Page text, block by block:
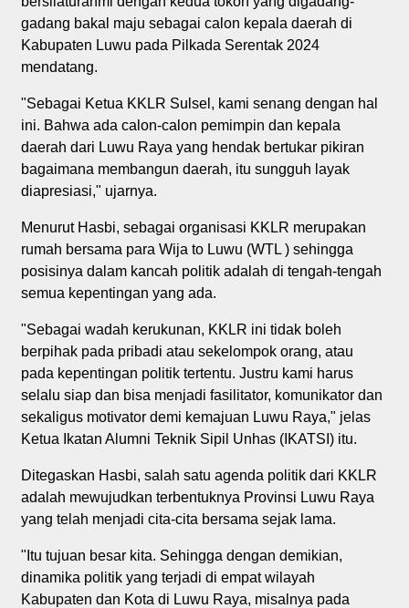
gadang bakal maju sebagai calon kepala daerah di
Kabupaten Luwu pada Pilkada Serentak 2024
mendatang.
"Sebagai Ketua KKLR Sulsel, kami senang dengan hal
ini. Bahwa ada calon-calon pemimpin dan kepala
daerah dari Luwu Raya yang hendak bertukar pikiran
bagaimana membangun daerah, itu sungguh layak
diapresiasi," ujarnya.
Menurut Hasbi, sebagai organisasi KKLR merupakan
rumah bersama para Wija to Luwu (WTL ) sehingga
posisinya dalam kancah politik adalah di tengah-tengah
semua kepentingan yang ada.
"Sebagai wadah kerukunan, KKLR ini tidak boleh
berpihak pada pribadi atau sekelompok orang, atau
pada kepentingan politik tertentu. Justru kami harus
selalu siap dan bisa menjadi fasilitator, komunikator dan
sekaligus motivator demi kemajuan Luwu Raya," jelas
Ketua Ikatan Alumni Teknik Sipil Unhas (IKATSI) itu.
Ditegaskan Hasbi, salah satu agenda politik dari KKLR
adalah mewujudkan terbentuknya Provinsi Luwu Raya
yang telah menjadi cita-cita bersama sejak lama.
"Itu tujuan besar kita. Sehingga dengan demikian,
dinamika politik yang terjadi di empat wilayah
Kabupaten dan Kota di Luwu Raya, misalnya pada